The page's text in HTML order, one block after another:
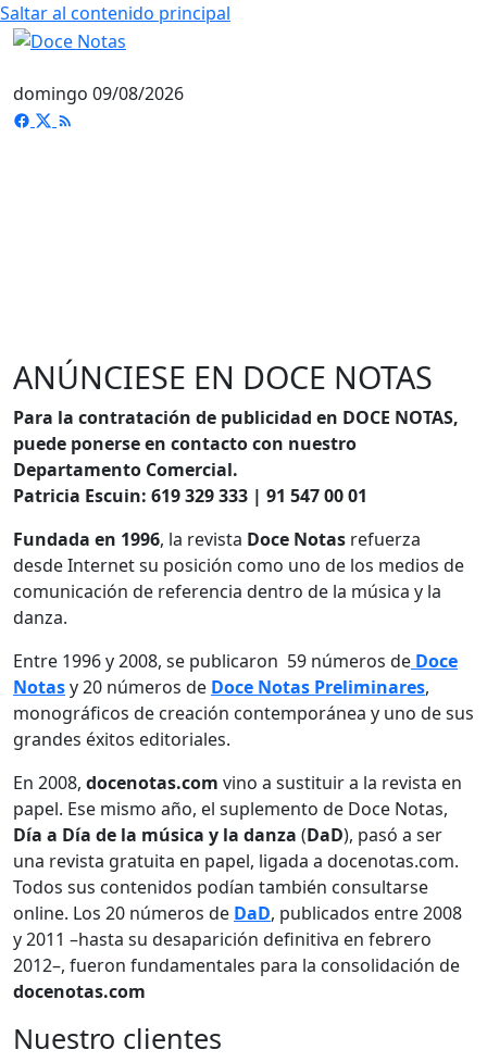
Saltar al contenido principal
domingo 09/08/2026
ANÚNCIESE EN DOCE NOTAS
Para la contratación de publicidad en DOCE NOTAS,
puede ponerse en contacto con nuestro
Departamento Comercial.
Patricia Escuin: 619 329 333 | 91 547 00 01
Fundada en 1996, la revista Doce Notas refuerza
desde Internet su posición como uno de los medios de
comunicación de referencia dentro de la música y la
danza.
Entre 1996 y 2008, se publicaron 59 números de Doce
Notasy 20 números de Doce Notas Preliminares,
monográficos de creación contemporánea y uno de sus
grandes éxitos editoriales.
En 2008, docenotas.com vino a sustituir a la revista en
papel. Ese mismo año, el suplemento de Doce Notas,
Día a Día de la música y la danza (DaD), pasó a ser
una revista gratuita en papel, ligada a docenotas.com.
Todos sus contenidos podían también consultarse
online. Los 20 números de DaD, publicados entre 2008
y 2011 –hasta su desaparición definitiva en febrero
2012–, fueron fundamentales para la consolidación de
docenotas.com
Nuestro clientes